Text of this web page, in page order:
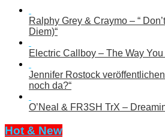
Ralphy Grey & Craymo – “
Diem)“
Electric Callboy – The Way You
Jennifer Rostock
noch da?“
O’Neal & FR3SH TrX –
Hot & New